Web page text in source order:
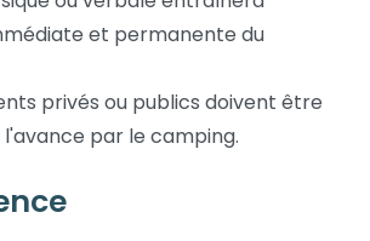
et permanente du
privés ou publics doivent être
par le camping.